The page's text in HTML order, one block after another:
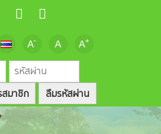
A- A A+
มาชิก ลืมรหัสผ่าน